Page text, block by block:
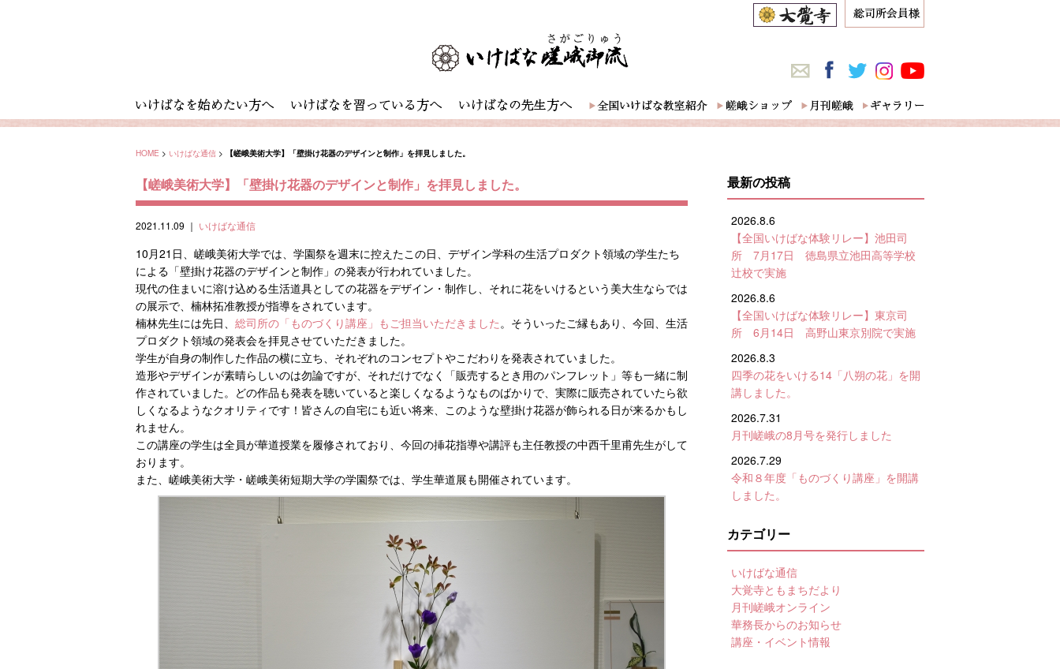
HOME > いけばな通信 > 【嵯峨美術大学】「壁掛け花器のデザインと制作」を拝見しました。
【嵯峨美術大学】「壁掛け花器のデザインと制作」を拝見しました。
2021.11.09 ｜ いけばな通信
10月21日、嵯峨美術大学では、学園祭を週末に控えたこの日、デザイン学科の生活プロダクト領域の学生たち
による「壁掛け花器のデザインと制作」の発表が行われていました。
現代の住まいに溶け込める生活道具としての花器をデザイン・制作し、それに花をいけるという美大生ならでは
の展示で、楠林拓准教授が指導をされています。
楠林先生には先日、 総司所の「ものづくり講座」もご担当いただきました。そういったご縁もあり、今回、生活
プロダクト領域の発表会を拝見させていただきました。
学生が自身の制作した作品の横に立ち、それぞれのコンセプトやこだわりを発表されていました。
造形やデザインが素晴らしいのは勿論ですが、それだけでなく「販売するとき用のパンフレット」等も一緒に制
作されていました。どの作品も発表を聴いていると楽しくなるようなものばかりで、実際に販売されていたら欲
しくなるようなクオリティです！皆さんの自宅にも近い将来、このような壁掛け花器が飾られる日が来るかもし
れません。
この講座の学生は全員が華道授業を履修されており、今回の挿花指導や講評も主任教授の中西千里甫先生がして
おります。
また、嵯峨美術大学・嵯峨美術短期大学の学園祭では、学生華道展も開催されています。
最新の投稿
2026.8.6
【全国いけばな体験リレー】池田司
所 7月17日 徳島県立池田高等学校
辻校で実施
2026.8.6
【全国いけばな体験リレー】東京司
所 6月14日 高野山東京別院で実施
2026.8.3
四季の花をいける14「八朔の花」を開
講しました。
2026.7.31
月刊嵯峨の8月号を発行しました
2026.7.29
令和８年度「ものづくり講座」を開講
しました。
カテゴリー
いけばな通信
大覚寺ともまちだより
月刊嵯峨オンライン
華務長からのお知らせ
講座・イベント情報